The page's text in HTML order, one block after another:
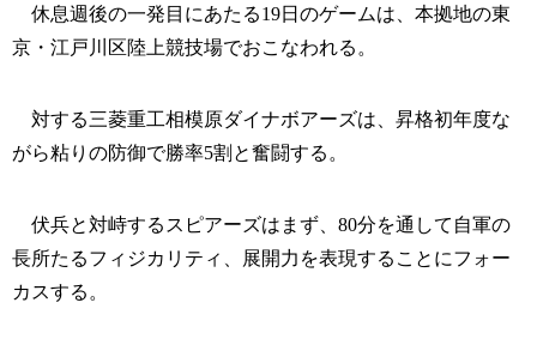
休息週後の一発目にあたる19日のゲームは、本拠地の東
京・江戸川区陸上競技場でおこなわれる。
対する三菱重工相模原ダイナボアーズは、昇格初年度な
がら粘りの防御で勝率5割と奮闘する。
伏兵と対峙するスピアーズはまず、80分を通して自軍の
長所たるフィジカリティ、展開力を表現することにフォー
カスする。